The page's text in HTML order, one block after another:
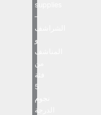
supplies
–
الشراشف
و
المناشف
من
فئة
5
نجوم
الدرجة